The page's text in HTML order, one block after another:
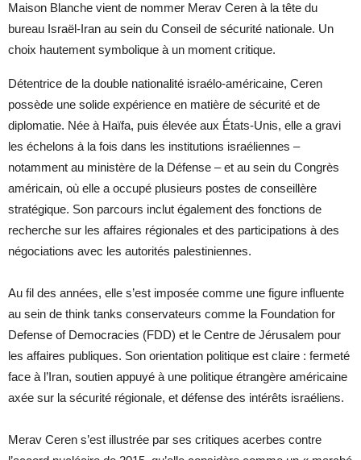
Maison Blanche vient de nommer Merav Ceren à la tête du
bureau Israël-Iran au sein du Conseil de sécurité nationale. Un
choix hautement symbolique à un moment critique.
Détentrice de la double nationalité israélo-américaine, Ceren
possède une solide expérience en matière de sécurité et de
diplomatie. Née à Haïfa, puis élevée aux États-Unis, elle a gravi
les échelons à la fois dans les institutions israéliennes –
notamment au ministère de la Défense – et au sein du Congrès
américain, où elle a occupé plusieurs postes de conseillère
stratégique. Son parcours inclut également des fonctions de
recherche sur les affaires régionales et des participations à des
négociations avec les autorités palestiniennes.
Au fil des années, elle s’est imposée comme une figure influente
au sein de think tanks conservateurs comme la Foundation for
Defense of Democracies (FDD) et le Centre de Jérusalem pour
les affaires publiques. Son orientation politique est claire : fermeté
face à l’Iran, soutien appuyé à une politique étrangère américaine
axée sur la sécurité régionale, et défense des intérêts israéliens.
Merav Ceren s’est illustrée par ses critiques acerbes contre